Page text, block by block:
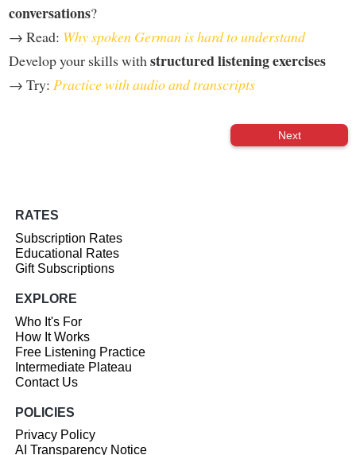
conversations?
→ Read: Why spoken German is hard to understand
Develop your skills with structured listening exercises
→ Try: Practice with audio and transcripts
Next
RATES
Subscription Rates
Educational Rates
Gift Subscriptions
EXPLORE
Who It's For
How It Works
Free Listening Practice
Intermediate Plateau
Contact Us
POLICIES
Privacy Policy
AI Transparency Notice